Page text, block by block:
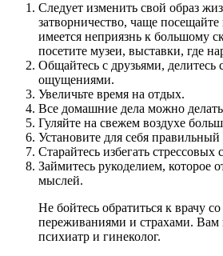
Следует изменить свой образ
затворничество, чаще
имеется неприязнь к большому
посетите музеи, выставки, где
Общайтесь с друзьями,
ощущениями.
Увеличьте время на отдых.
Все домашние дела можно
Гуляйте на свежем воздухе
Установите для себя
Старайтесь избегать стрессовых
Займитесь рукоделием, которое
мыслей.
Не бойтесь обратиться к врачу
переживаниями и страхами. Вам
психиатр и гинеколог.